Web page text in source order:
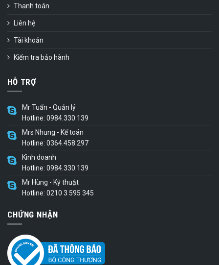
Thanh toán
Liên hệ
Tài khoản
Kiểm tra bảo hành
HỖ TRỢ
Mr Tuấn - Quản lý
Hotline: 0984.330.139
Mrs Nhung - Kế toán
Hotline: 0364.458.297
Kinh doanh
Hotline: 0984.330.139
Mr Hùng - Kỹ thuật
Hotline: 0210 3 595 345
CHỨNG NHẬN